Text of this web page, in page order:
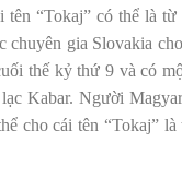
“Tokaj” có thể là từ
chuyên gia Slovakia
thế kỷ thứ 9 và có
Kabar. Người
cho cái tên “Tokaj”